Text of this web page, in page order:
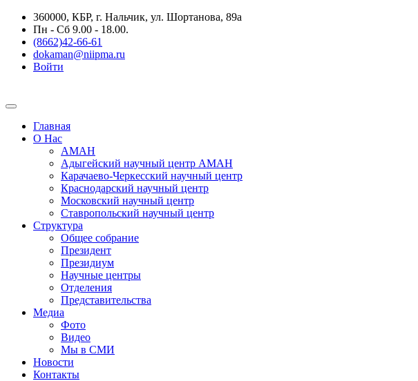
360000, КБР, г. Нальчик, ул. Шортанова, 89а
Пн - Сб 9.00 - 18.00.
(8662)42-66-61
dokaman@niipma.ru
Войти
Главная
О Нас
АМАН
Адыгейский научный центр АМАН
Карачаево-Черкесский научный центр
Краснодарский научный центр
Московский научный центр
Ставропольский научный центр
Структура
Общее собрание
Президент
Президиум
Научные центры
Отделения
Представительства
Медиа
Фото
Видео
Мы в СМИ
Новости
Контакты